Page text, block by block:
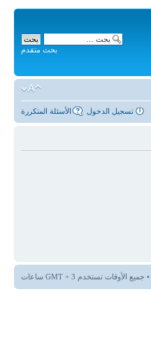
بحث متقدم
الأسئلة المتكررة تسجيل الدخول
• جميع الأوقات تستخدم GMT + 3 ساعات